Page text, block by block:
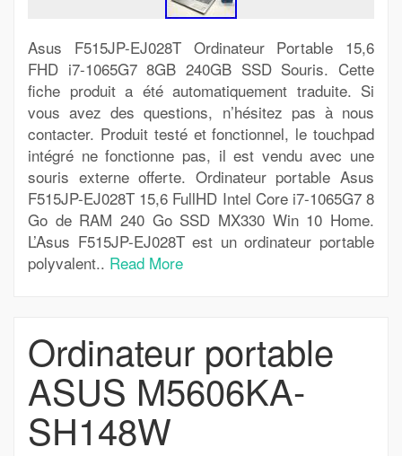
Asus F515JP-EJ028T Ordinateur Portable 15,6
FHD i7-1065G7 8GB 240GB SSD Souris. Cette
fiche produit a été automatiquement traduite. Si
vous avez des questions, n’hésitez pas à nous
contacter. Produit testé et fonctionnel, le touchpad
intégré ne fonctionne pas, il est vendu avec une
souris externe offerte. Ordinateur portable Asus
F515JP-EJ028T 15,6 FullHD Intel Core i7-1065G7 8
Go de RAM 240 Go SSD MX330 Win 10 Home.
L’Asus F515JP-EJ028T est un ordinateur portable
polyvalent.. Read More
Ordinateur portable
ASUS M5606KA-
SH148W